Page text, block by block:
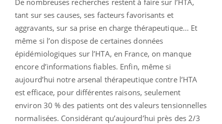
De nombreuses recherches restent à faire sur l’HTA,
tant sur ses causes, ses facteurs favorisants et
aggravants, sur sa prise en charge thérapeutique... Et
même si l’on dispose de certaines données
épidémiologiques sur l’HTA, en France, on manque
encore d’informations fiables. Enfin, même si
aujourd’hui notre arsenal thérapeutique contre l’HTA
est efficace, pour différentes raisons, seulement
environ 30 % des patients ont des valeurs tensionnelles
normalisées. Considérant qu’aujourd’hui près des 2/3